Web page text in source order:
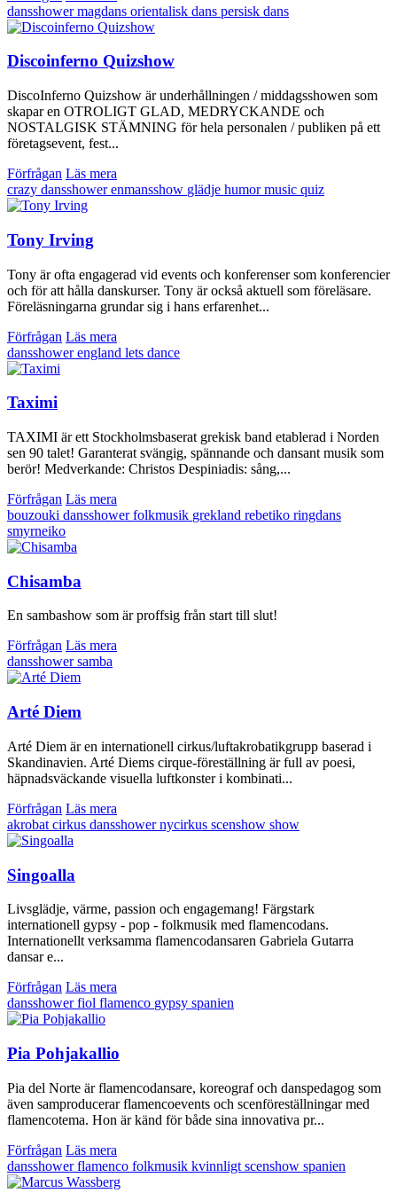
dansshowermagdans orientalisk dans persisk dans
Discoinferno Quizshow
DiscoInferno Quizshow är underhållningen / middagsshowen som
skapar en OTROLIGT GLAD, MEDRYCKANDE och
NOSTALGISK STÄMNING för hela personalen / publiken på ett
företagsevent, fest...
Förfrågan Läs mera
crazy dansshowerenmansshow glädje humormusic quiz
Tony Irving
Tony är ofta engagerad vid events och konferenser som konferencier
och för att hålla danskurser. Tony är också aktuell som föreläsare.
Föreläsningarna grundar sig i hans erfarenhet...
Förfrågan Läs mera
dansshowerengland lets dance
Taximi
TAXIMI är ett Stockholmsbaserat grekisk band etablerad i Norden
sen 90 talet! Garanterat svängig, spännande och dansant musik som
berör! Medverkande: Christos Despiniadis: sång,...
Förfrågan Läs mera
bouzouki dansshowerfolkmusik grekland rebetiko ringdans
smyrneiko
Chisamba
En sambashow som är proffsig från start till slut!
Förfrågan Läs mera
dansshowersamba
Arté Diem
Arté Diem är en internationell cirkus/luftakrobatikgrupp baserad i
Skandinavien. Arté Diems cirque-föreställning är full av poesi,
häpnadsväckande visuella luftkonster i kombinati...
Förfrågan Läs mera
akrobat cirkus dansshowernycirkus scenshow show
Singoalla
Livsglädje, värme, passion och engagemang! Färgstark
internationell gypsy - pop - folkmusik med flamencodans.
Internationellt verksamma flamencodansaren Gabriela Gutarra
dansar e...
Förfrågan Läs mera
dansshowerfiol flamenco gypsy spanien
Pia Pohjakallio
Pia del Norte är flamencodansare, koreograf och danspedagog som
även samproducerar flamencoevents och scenföreställningar med
flamencotema. Hon är känd för både sina innovativa pr...
Förfrågan Läs mera
dansshowerflamenco folkmusik kvinnligt scenshow spanien